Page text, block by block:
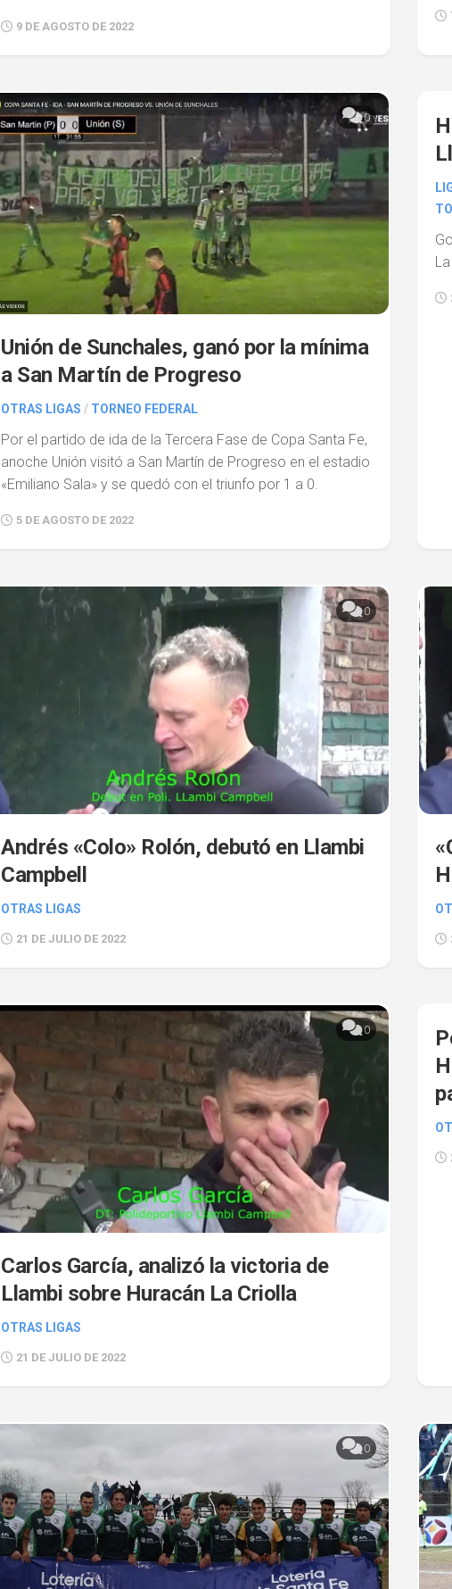
9 DE AGOSTO DE 2022
0
Unión de Sunchales, ganó por la mínima
a San Martín de Progreso
OTRAS LIGAS / TORNEO FEDERAL
Por el partido de ida de la Tercera Fase de Copa Santa Fe,
anoche Unión visitó a San Martín de Progreso en el estadio
«Emiliano Sala» y se quedó con el triunfo por 1 a 0.
5 DE AGOSTO DE 2022
0
Andrés «Colo» Rolón, debutó en Llambi
Campbell
OTRAS LIGAS
21 DE JULIO DE 2022
0
Carlos García, analizó la victoria de
Llambi sobre Huracán La Criolla
OTRAS LIGAS
21 DE JULIO DE 2022
0